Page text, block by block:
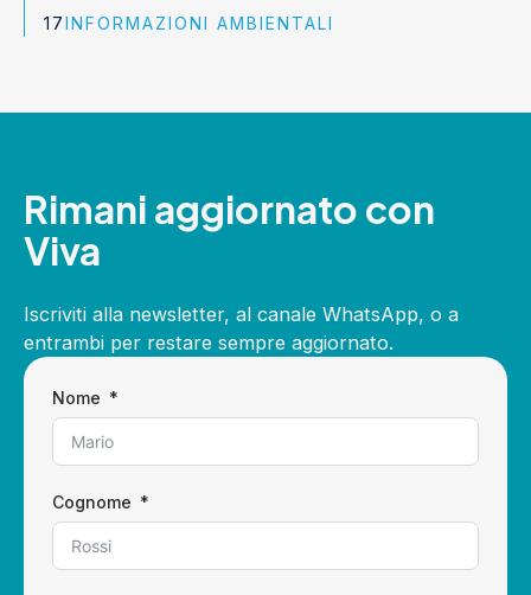
INFORMAZIONI AMBIENTALI
Rimani aggiornato con
Viva
Iscriviti alla newsletter, al canale WhatsApp, o a
entrambi per restare sempre aggiornato.
Nome
Cognome